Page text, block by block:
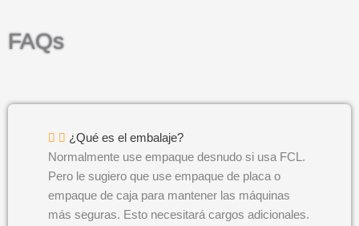
FAQs
¿Qué es el embalaje?
Normalmente use empaque desnudo si usa FCL.
Pero le sugiero que use empaque de placa o
empaque de caja para mantener las máquinas
más seguras. Esto necesitará cargos adicionales.